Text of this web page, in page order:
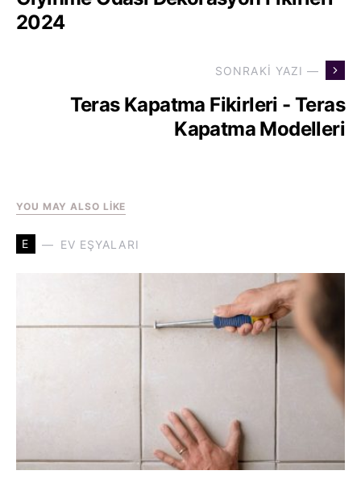
2024
SONRAKI YAZI —
Teras Kapatma Fikirleri - Teras
Kapatma Modelleri
YOU MAY ALSO LIKE
E EV EŞYALARI